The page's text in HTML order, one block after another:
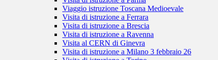
Viaggio istruzione Toscana Medioevale
Visita di istruzione a Ferrara
Visita di istruzione a Brescia
Visita di istruzione a Ravenna
Visita al CERN di Ginevra
Visita di istruzione a Milano 3 febbraio 26